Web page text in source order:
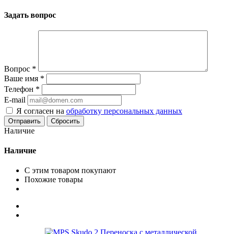
Задать вопрос
Вопрос *
Ваше имя *
Телефон *
E-mail
Я согласен на обработку персональных данных
Сбросить
Наличие
Наличие
С этим товаром покупают
Похожие товары